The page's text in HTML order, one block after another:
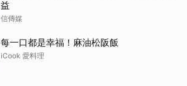
益
信傳媒
每一口都是幸福！麻油松阪飯
iCook 愛料理